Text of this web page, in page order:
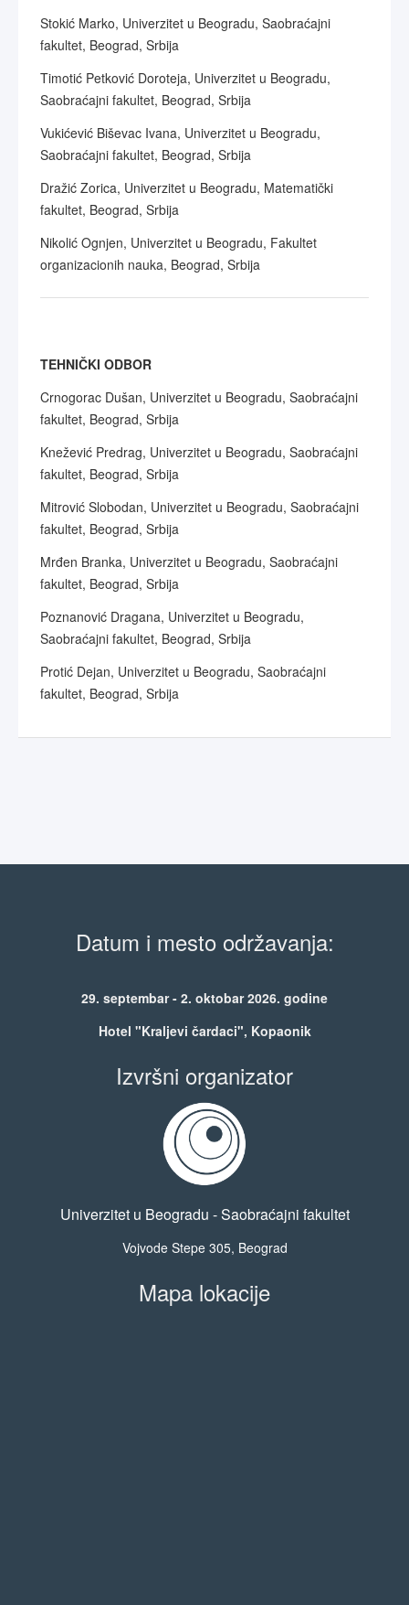
Stokić Marko, Univerzitet u Beogradu, Saobraćajni
fakultet, Beograd, Srbija
Timotić Petković Doroteja, Univerzitet u Beogradu,
Saobraćajni fakultet, Beograd, Srbija
Vukićević Biševac Ivana, Univerzitet u Beogradu,
Saobraćajni fakultet, Beograd, Srbija
Dražić Zorica, Univerzitet u Beogradu, Matematički
fakultet, Beograd, Srbija
Nikolić Ognjen, Univerzitet u Beogradu, Fakultet
organizacionih nauka, Beograd, Srbija
TEHNIČKI ODBOR
Crnogorac Dušan, Univerzitet u Beogradu, Saobraćajni
fakultet, Beograd, Srbija
Knežević Predrag, Univerzitet u Beogradu, Saobraćajni
fakultet, Beograd, Srbija
Mitrović Slobodan, Univerzitet u Beogradu, Saobraćajni
fakultet, Beograd, Srbija
Mrđen Branka, Univerzitet u Beogradu, Saobraćajni
fakultet, Beograd, Srbija
Poznanović Dragana, Univerzitet u Beogradu,
Saobraćajni fakultet, Beograd, Srbija
Protić Dejan, Univerzitet u Beogradu, Saobraćajni
fakultet, Beograd, Srbija
Datum i mesto održavanja:
29. septembar - 2. oktobar 2026. godine
Hotel "Kraljevi čardaci", Kopaonik
Izvršni organizator
Univerzitet u Beogradu - Saobraćajni fakultet
Vojvode Stepe 305, Beograd
Mapa lokacije